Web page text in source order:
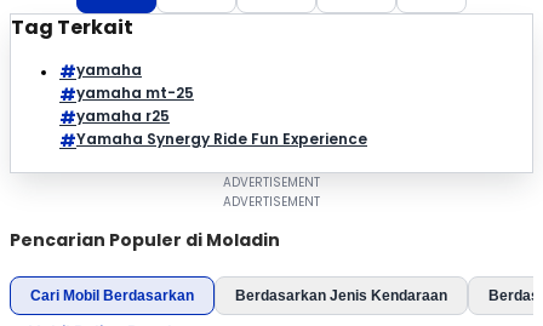
Tag Terkait
yamaha
yamaha mt-25
yamaha r25
Yamaha Synergy Ride Fun Experience
Pencarian Populer di Moladin
Cari Mobil Berdasarkan Berdasarkan Jenis Kendaraan